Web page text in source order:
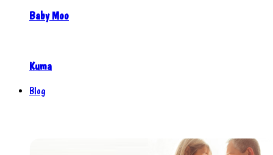
Baby Moo
Kuma
Blog